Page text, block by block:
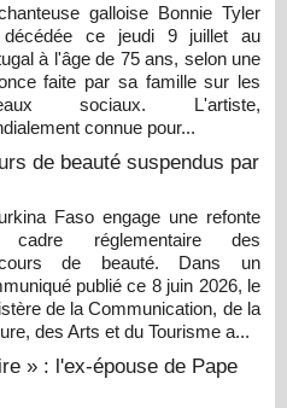
galloise Bonnie Tyler
ce jeudi 9 juillet au
à l'âge de 75 ans, selon une
faite par sa famille sur les
sociaux. L'artiste,
connue pour...
de beauté suspendus par
Faso engage une refonte
réglementaire des
de beauté. Dans un
publié ce 8 juin 2026, le
de la Communication, de la
des Arts et du Tourisme a...
» : l'ex-épouse de Pape